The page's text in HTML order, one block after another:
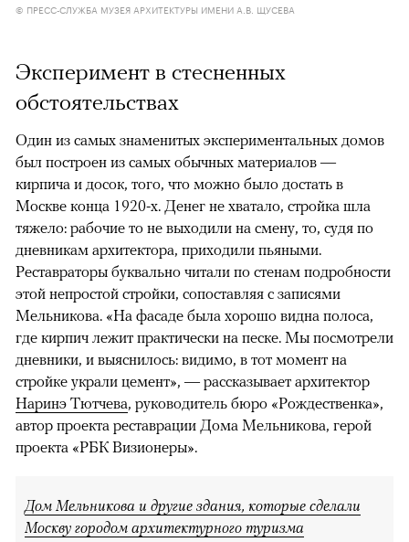
© ПРЕСС-СЛУЖБА МУЗЕЯ АРХИТЕКТУРЫ ИМЕНИ А.В. ЩУСЕВА
Эксперимент в стесненных
обстоятельствах
Один из самых знаменитых экспериментальных домов
был построен из самых обычных материалов —
кирпича и досок, того, что можно было достать в
Москве конца 1920-х. Денег не хватало, стройка шла
тяжело: рабочие то не выходили на смену, то, судя по
дневникам архитектора, приходили пьяными.
Реставраторы буквально читали по стенам подробности
этой непростой стройки, сопоставляя с записями
Мельникова. «На фасаде была хорошо видна полоса,
где кирпич лежит практически на песке. Мы посмотрели
дневники, и выяснилось: видимо, в тот момент на
стройке украли цемент», — рассказывает архитектор
Наринэ Тютчева, руководитель бюро «Рождественка»,
автор проекта реставрации Дома Мельникова, герой
проекта «РБК Визионеры».
Дом Мельникова и другие здания, которые сделали
Москву городом архитектурного туризма